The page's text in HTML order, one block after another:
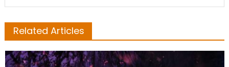
Related Articles